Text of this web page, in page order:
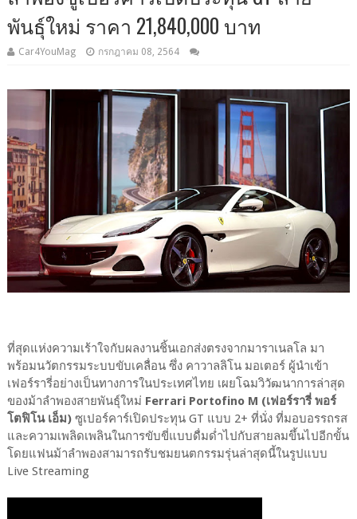
พันธุ์ใหม่ ราคา 21,840,000 บาท
Car4YouMag กรกฎาคม 08, 2564
ที่สุดแห่งความเร้าใจกับผลงานชิ้นเอกส่งตรงจากมาราเนลโล มา
พร้อมนวัตกรรมระบบขับเคลื่อน ซึ่ง คาวาลลิโน มอเตอร์ ผู้นำเข้า
เฟอร์รารี่อย่างเป็นทางการในประเทศไทย เผยโฉมวิวัฒนาการล่าสุด
ของม้าลำพองสายพันธุ์ใหม่ Ferrari Portofino M (เฟอร์รารี่ พอร์
โตฟิโน เอ็ม)ซูเปอร์คาร์เปิดประทุน GT แบบ 2+ ที่นั่ง ที่มอบอรรถรส
และความเพลิดเพลินในการขับขี่แบบดื่มด่ำไปกับสายลมขึ้นไปอีกขั้น
โดยแฟนม้าลำพองสามารถรับชมยนตกรรมรุ่นล่าสุดนี้ในรูปแบบ
Live Streaming